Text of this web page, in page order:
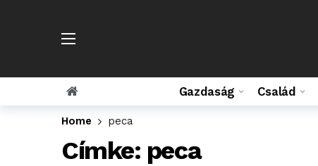
Gazdaság Család
Home peca
Címke: peca